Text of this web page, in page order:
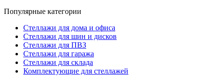
Популярные категории
Стеллажи для дома и офиса
Стеллажи для шин и дисков
Стеллажи для ПВЗ
Стеллажи для гаража
Стеллажи для склада
Комплектующие для стеллажей